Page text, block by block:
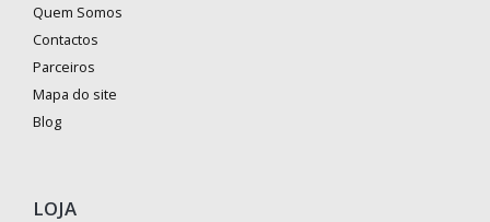
Quem Somos
Contactos
Parceiros
Mapa do site
Blog
LOJA